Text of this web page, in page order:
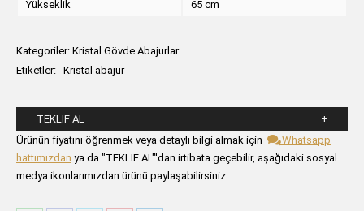
Yükseklik
65 cm
Kategoriler: Kristal Gövde Abajurlar
Etiketler: Kristal abajur
TEKLIF AL
Lütfen aşağıdaki formu alanlarını doldurunuz.
Ürünün fiyatını öğrenmek veya detaylı bilgi almak için
Whatsapp
hattımızdan ya da "TEKLİF AL"'dan irtibata geçebilir, aşağıdaki sosyal
medya ikonlarımızdan ürünü paylaşabilirsiniz.